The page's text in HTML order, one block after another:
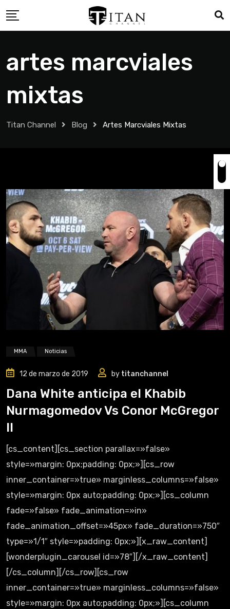
artes marcviales
mixtas
Titan Channel Blog Artes Marcviales Mixtas
MMA Noticias
12 de marzo de 2019 by titanchannel
Dana White anticipa el Khabib
Nurmagomedov Vs Conor McGregor
II
[cs_content][cs_section parallax=»false»
style=»margin: 0px;padding: 0px;»][cs_row
inner_container=»true» marginless_columns=»false»
style=»margin: 0px auto;padding: 0px;»][cs_column
fade=»false» fade_animation=»in»
fade_animation_offset=»45px» fade_duration=»750″
type=»1/1″ style=»padding: 0px;»][x_raw_content]
[wonderplugin_carousel id=»78″][/x_raw_content]
[/cs_column][/cs_row][cs_row
inner_container=»true» marginless_columns=»false»
style=»margin: 0px auto;padding: 0px;»][cs_column